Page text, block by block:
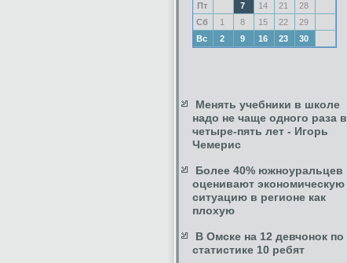
Пт
7 14 21
28
Сб
1 8 15 22
29
Вс
2 9 16 23 30
Менять учебники в школе
надо не чаще одного раза в
четыре-пять лет - Игорь
Чемерис
Более 40% южноуральцев
оценивают экономическую
ситуацию в регионе как
плохую
В Омске на 12 девчонок по
статистике 10 ребят